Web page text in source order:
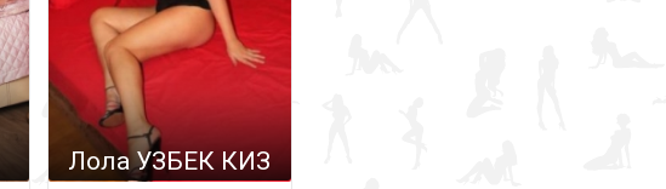
Лола УЗБЕК КИЗ